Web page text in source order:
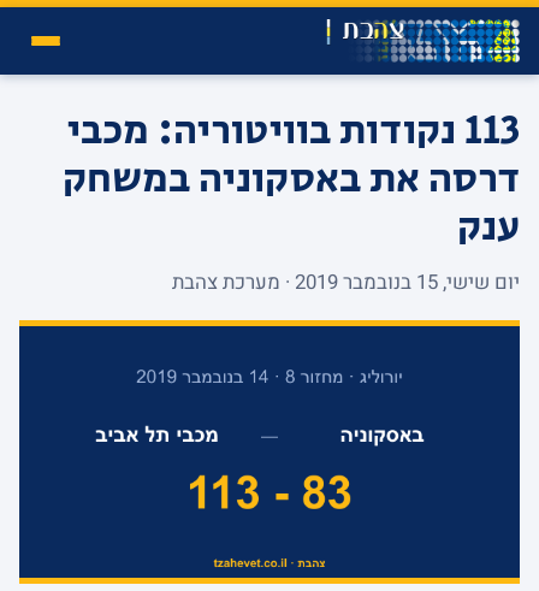
113 נקודות בוויטוריה: מכבי
דרסה את באסקוניה במשחק
ענק
יום שישי, 15 בנובמבר 2019 · מערכת צהבת